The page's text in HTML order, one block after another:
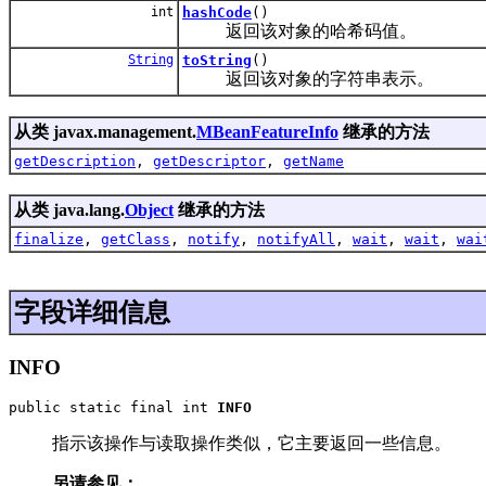
int hashCode()
返回该对象的哈希码值。
String toString ()
返回该对象的字符串表示。
从类 javax.management.MBeanFeatureInfo 继承的方法
getDescription , getDescriptor , getName
从类 java.lang.Object 继承的方法
finalize , getClass , notify , notifyAll , wait , wait ,
字段详细信息
INFO
public static final int INFO
指示该操作与读取操作类似，它主要返回一些信息。